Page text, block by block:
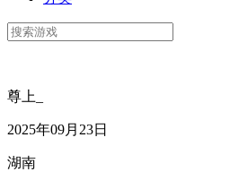
尊上_
2025年09月23日
湖南